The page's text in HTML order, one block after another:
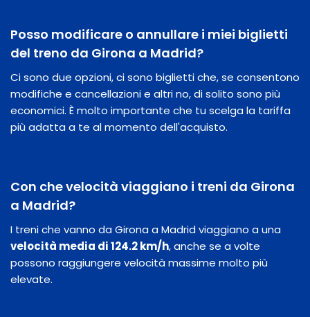
Posso modificare o annullare i miei biglietti
del treno da Girona a Madrid?
Ci sono due opzioni, ci sono biglietti che, se consentono
modifiche e cancellazioni e altri no, di solito sono più
economici. È molto importante che tu scelga la tariffa
più adatta a te al momento dell'acquisto.
Con che velocità viaggiano i treni da Girona
a Madrid?
I treni che vanno da Girona a Madrid viaggiano a una
velocità media di 124.2 km/h, anche se a volte
possono raggiungere velocità massime molto più
elevate.